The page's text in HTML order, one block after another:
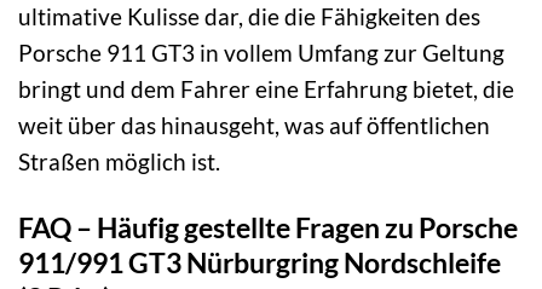
ultimative Kulisse dar, die die Fähigkeiten des
Porsche 911 GT3 in vollem Umfang zur Geltung
bringt und dem Fahrer eine Erfahrung bietet, die
weit über das hinausgeht, was auf öffentlichen
Straßen möglich ist.
FAQ – Häufig gestellte Fragen zu Porsche
911/991 GT3 Nürburgring Nordschleife